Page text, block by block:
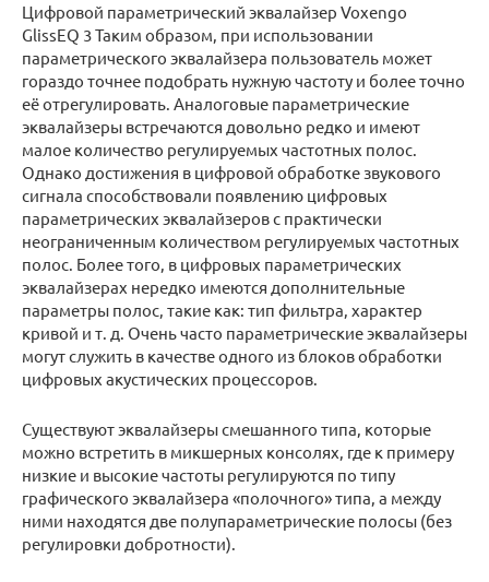
Цифровой параметрический эквалайзер Voxengo
GlissEQ 3 Таким образом, при использовании
параметрического эквалайзера пользователь может
гораздо точнее подобрать нужную частоту и более точно
её отрегулировать. Аналоговые параметрические
эквалайзеры встречаются довольно редко и имеют
малое количество регулируемых частотных полос.
Однако достижения в цифровой обработке звукового
сигнала способствовали появлению цифровых
параметрических эквалайзеров с практически
неограниченным количеством регулируемых частотных
полос. Более того, в цифровых параметрических
эквалайзерах нередко имеются дополнительные
параметры полос, такие как: тип фильтра, характер
кривой и т. д. Очень часто параметрические эквалайзеры
могут служить в качестве одного из блоков обработки
цифровых акустических процессоров.
Существуют эквалайзеры смешанного типа, которые
можно встретить в микшерных консолях, где к примеру
низкие и высокие частоты регулируются по типу
графического эквалайзера «полочного» типа, а между
ними находятся две полупараметрические полосы (без
регулировки добротности).